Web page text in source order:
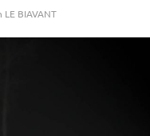
LE BIAVANT